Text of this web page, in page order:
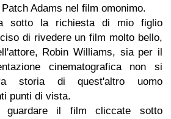
Adams nel film omonimo.
sotto la richiesta di mio figlio
di rivedere un film molto bello,
Robin Williams, sia per il
cinematografica non si
storia di quest'altro uomo
punti di vista.
il film cliccate sotto